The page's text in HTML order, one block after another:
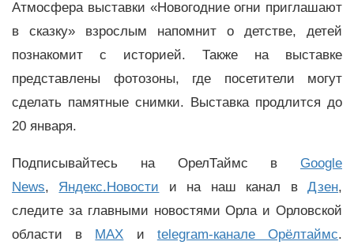
Атмосфера выставки «Новогодние огни приглашают
в сказку» взрослым напомнит о детстве, детей
познакомит с историей. Также на выставке
представлены фотозоны, где посетители могут
сделать памятные снимки. Выставка продлится до
20 января.
Подписывайтесь на ОрелТаймс в Google
News, Яндекс.Новости и на наш канал вДзен,
следите за главными новостями Орла и Орловской
области в MAX и telegram-канале Орёлтаймс.